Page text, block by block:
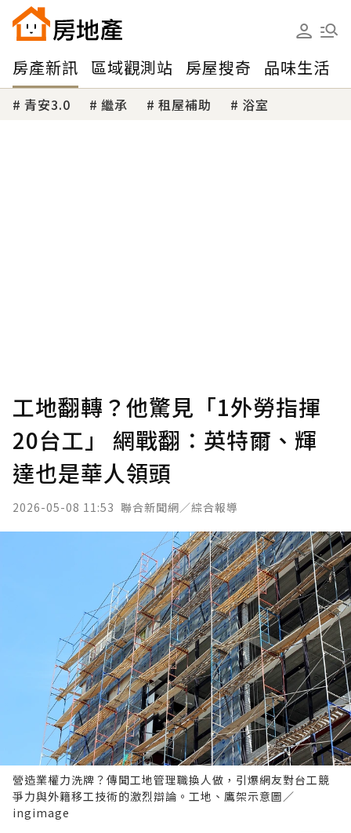
房產新訊 區域觀測站 房屋搜奇 品味生活
青安3.0 繼承 租屋補助 浴室
工地翻轉？他驚見「1外勞指揮
20台工」 網戰翻：英特爾、輝
達也是華人領頭
2026-05-08 11:53 聯合新聞網／綜合報導
營造業權力洗牌？傳聞工地管理職換人做，引爆網友對台工競
爭力與外籍移工技術的激烈辯論。工地、鷹架示意圖／
ingimage